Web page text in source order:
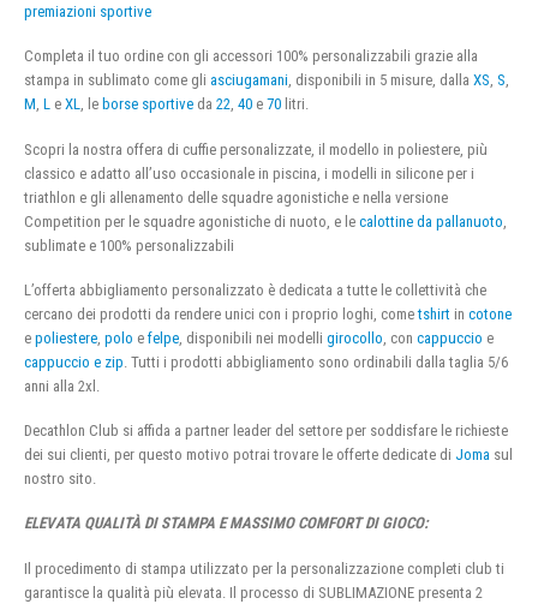
premiazioni sportive
Completa il tuo ordine con gli accessori 100% personalizzabili grazie alla
stampa in sublimato come gli asciugamani, disponibili in 5 misure, dalla XS, S,
M, L e XL, le borse sportive da 22, 40 e 70 litri.
Scopri la nostra offera di cuffie personalizzate, il modello in poliestere, più
classico e adatto all’uso occasionale in piscina, i modelli in silicone per i
triathlon e gli allenamento delle squadre agonistiche e nella versione
Competition per le squadre agonistiche di nuoto, e le calottine da pallanuoto
sublimate e 100% personalizzabili
L’offerta abbigliamento personalizzato è dedicata a tutte le collettività che
cercano dei prodotti da rendere unici con i proprio loghi, cometshirt in cotone
e poliestere polo e felpe , disponibili nei modelli girocollo , con cappuccio e
cappuccio e zip . Tutti i prodotti abbigliamento sono ordinabili dalla taglia 5/6
anni alla 2xl.
Decathlon Club si affida a partner leader del settore per soddisfare le richieste
dei sui clienti, per questo motivo potrai trovare le offerte dedicate di Joma sul
nostro sito.
ELEVATA QUALITÀ DI STAMPA E MASSIMO COMFORT DI GIOCO:
Il procedimento di stampa utilizzato per la personalizzazione completi club ti
garantisce la qualità più elevata. Il processo di SUBLIMAZIONE presenta 2